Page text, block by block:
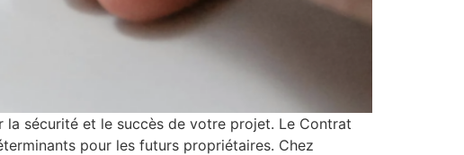
la sécurité et le succès de votre projet. Le Contrat
pour les futurs propriétaires. Chez